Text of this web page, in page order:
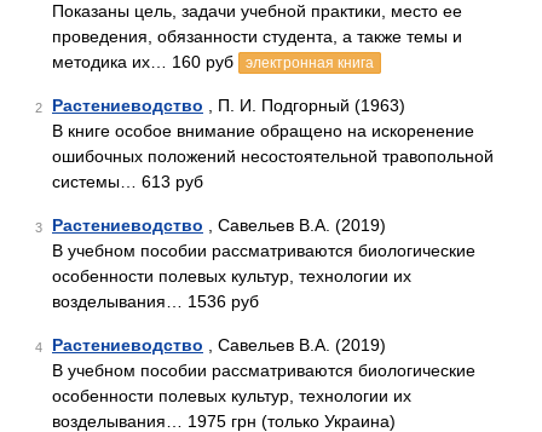
Показаны цель, задачи учебной практики, место ее
проведения, обязанности студента, а также темы и
методика их… 160 руб
электронная книга
2 Растениеводство , П. И. Подгорный (1963)
В книге особое внимание обращено на искоренение
ошибочных положений несостоятельной травопольной
системы… 613 руб
3 Растениеводство , Савельев В.А. (2019)
В учебном пособии рассматриваются биологические
особенности полевых культур, технологии их
возделывания… 1536 руб
4 Растениеводство , Савельев В.А. (2019)
В учебном пособии рассматриваются биологические
особенности полевых культур, технологии их
возделывания… 1975 грн (только Украина)